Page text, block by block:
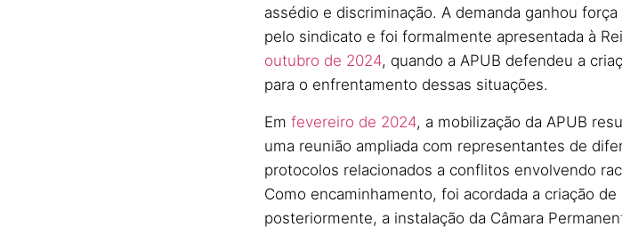
assédio e discriminação. A demanda ganhou
pelo sindicato e foi formalmente apresentada à
outubro de 2024, quando a APUB defendeu a
para o enfrentamento dessas situações.
Em fevereiro de 2024, a mobilização da APUB
uma reunião ampliada com representantes de
protocolos relacionados a conflitos envolvendo
Como encaminhamento, foi acordada a criação
posteriormente, a instalação da Câmara